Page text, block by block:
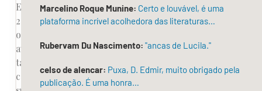
Em
2023,
o
autor
também
compartilhou
Marcelino Roque Munine: Certo e louvável, é uma
plataforma incrível acolhedora das literaturas…
Rubervam Du Nascimento: "ancas de Lucila."
celso de alencar: Puxa, D. Edmir, muito obrigado pela
publicação. É uma honra…